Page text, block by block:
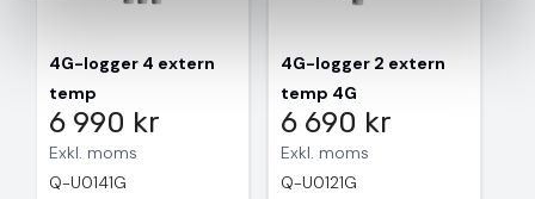
4G-logger 4 extern
temp
6 990 kr
Exkl. moms
Q-U0141G
4G-logger 2 extern
temp 4G
6 690 kr
Exkl. moms
Q-U0121G